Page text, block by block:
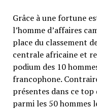
Grâce à une fortune
l’homme d’affaires
place du classement
centrale africaine et
podium des 10
francophone.
présentes dans ce top
parmi les 50 hommes